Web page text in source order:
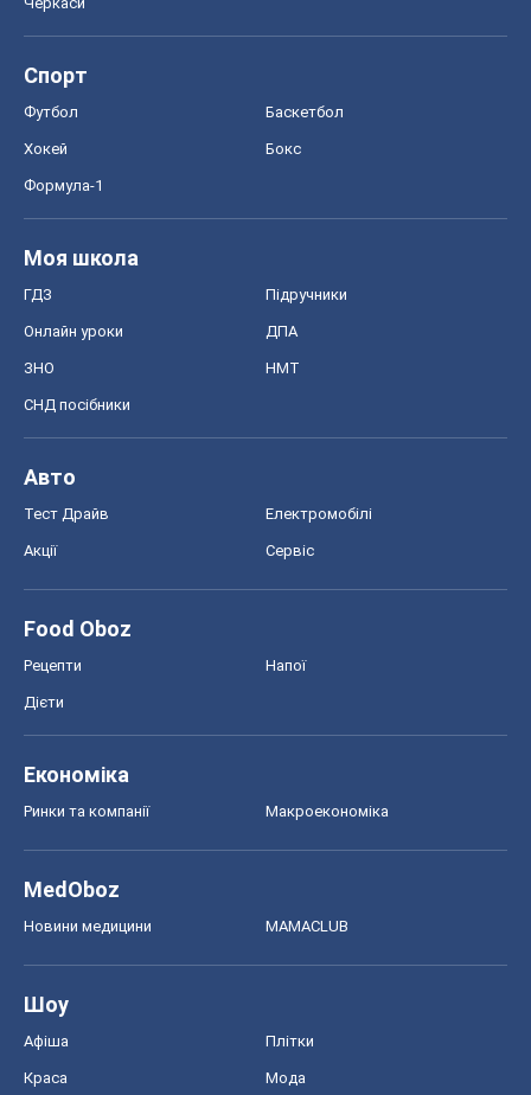
Спорт
Футбол Баскетбол
Хокей Бокс
Формула-1
Моя школа
ГДЗ Підручники
Онлайн уроки ДПА
ЗНО НМТ
СНД посібники
Авто
Тест Драйв Електромобілі
Акції Сервіс
Food Oboz
Рецепти Напої
Дієти
Економіка
Ринки та компанії Макроекономіка
MedOboz
Новини медицини MAMACLUB
Шоу
Афіша Плітки
Краса Мода